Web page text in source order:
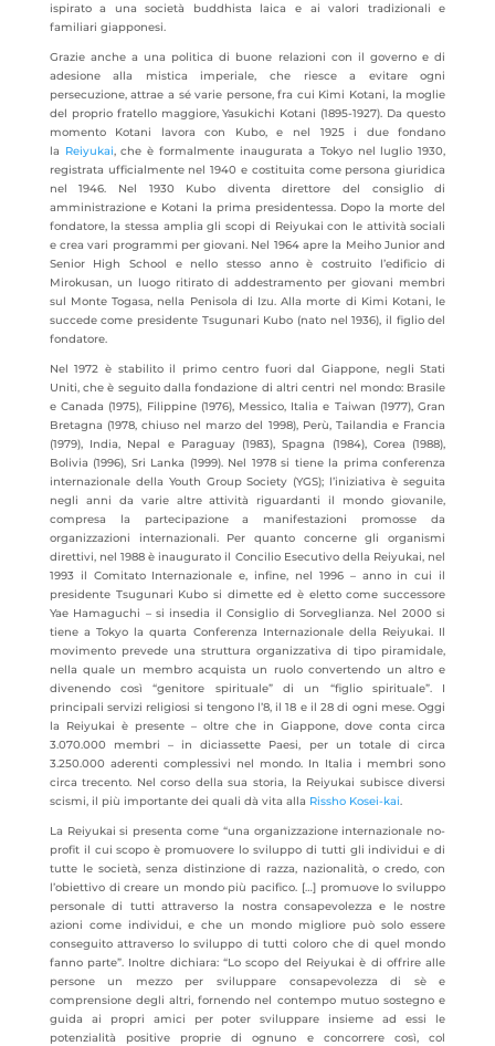
ispirato a una società buddhista laica e ai valori tradizionali e
familiari giapponesi.
Grazie anche a una politica di buone relazioni con il governo e di
adesione alla mistica imperiale, che riesce a evitare ogni
persecuzione, attrae a sé varie persone, fra cui Kimi Kotani, la moglie
del proprio fratello maggiore, Yasukichi Kotani (1895-1927). Da questo
momento Kotani lavora con Kubo, e nel 1925 i due fondano
la Reiyukai, che è formalmente inaugurata a Tokyo nel luglio 1930,
registrata ufficialmente nel 1940 e costituita come persona giuridica
nel 1946. Nel 1930 Kubo diventa direttore del consiglio di
amministrazione e Kotani la prima presidentessa. Dopo la morte del
fondatore, la stessa amplia gli scopi di Reiyukai con le attività sociali
e crea vari programmi per giovani. Nel 1964 apre la Meiho Junior and
Senior High School e nello stesso anno è costruito l’edificio di
Mirokusan, un luogo ritirato di addestramento per giovani membri
sul Monte Togasa, nella Penisola di Izu. Alla morte di Kimi Kotani, le
succede come presidente Tsugunari Kubo (nato nel 1936), il figlio del
fondatore.
Nel 1972 è stabilito il primo centro fuori dal Giappone, negli Stati
Uniti, che è seguito dalla fondazione di altri centri nel mondo: Brasile
e Canada (1975), Filippine (1976), Messico, Italia e Taiwan (1977), Gran
Bretagna (1978, chiuso nel marzo del 1998), Perù, Tailandia e Francia
(1979), India, Nepal e Paraguay (1983), Spagna (1984), Corea (1988),
Bolivia (1996), Sri Lanka (1999). Nel 1978 si tiene la prima conferenza
internazionale della Youth Group Society (YGS); l’iniziativa è seguita
negli anni da varie altre attività riguardanti il mondo giovanile,
compresa la partecipazione a manifestazioni promosse da
organizzazioni internazionali. Per quanto concerne gli organismi
direttivi, nel 1988 è inaugurato il Concilio Esecutivo della Reiyukai, nel
1993 il Comitato Internazionale e, infine, nel 1996 – anno in cui il
presidente Tsugunari Kubo si dimette ed è eletto come successore
Yae Hamaguchi – si insedia il Consiglio di Sorveglianza. Nel 2000 si
tiene a Tokyo la quarta Conferenza Internazionale della Reiyukai. Il
movimento prevede una struttura organizzativa di tipo piramidale,
nella quale un membro acquista un ruolo convertendo un altro e
divenendo così “genitore spirituale” di un “figlio spirituale”. I
principali servizi religiosi si tengono l’8, il 18 e il 28 di ogni mese. Oggi
la Reiyukai è presente – oltre che in Giappone, dove conta circa
3.070.000 membri – in diciassette Paesi, per un totale di circa
3.250.000 aderenti complessivi nel mondo. In Italia i membri sono
circa trecento. Nel corso della sua storia, la Reiyukai subisce diversi
scismi, il più importante dei quali dà vita alla Rissho Kosei-kai.
La Reiyukai si presenta come “una organizzazione internazionale no-
profit il cui scopo è promuovere lo sviluppo di tutti gli individui e di
tutte le società, senza distinzione di razza, nazionalità, o credo, con
l’obiettivo di creare un mondo più pacifico. […] promuove lo sviluppo
personale di tutti attraverso la nostra consapevolezza e le nostre
azioni come individui, e che un mondo migliore può solo essere
conseguito attraverso lo sviluppo di tutti coloro che di quel mondo
fanno parte”. Inoltre dichiara: “Lo scopo del Reiyukai è di offrire alle
persone un mezzo per sviluppare consapevolezza di sè e
comprensione degli altri, fornendo nel contempo mutuo sostegno e
guida ai propri amici per poter sviluppare insieme ad essi le
potenzialità positive proprie di ognuno e concorrere così, col